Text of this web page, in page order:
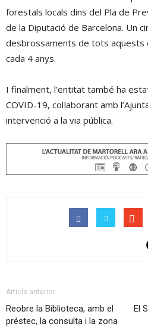
forestals locals dins del Pla de
de la Diputació de Barcelona. Un
desbrossaments de tots aquests
cada 4 anys.
I finalment, l’entitat també ha
COVID-19, col·laborant amb
intervenció a la via pública.
Article anterior
Reobre la Biblioteca, amb el
préstec, la consulta i la zona
El